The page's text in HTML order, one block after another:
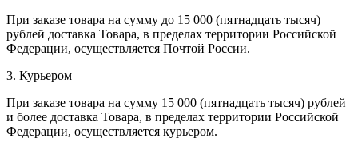
При заказе товара на сумму до 15 000 (пятнадцать тысяч)
рублей доставка Товара, в пределах территории Российской
Федерации, осуществляется Почтой России.
3. Курьером
При заказе товара на сумму 15 000 (пятнадцать тысяч) рублей
и более доставка Товара, в пределах территории Российской
Федерации, осуществляется курьером.